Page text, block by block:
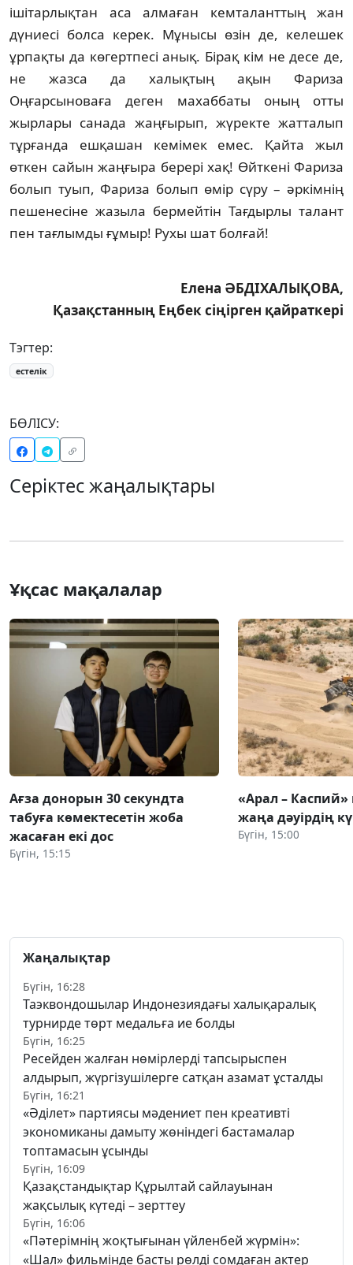
ішітарлықтан аса алма­ған кемталанттың жан
дүниесі болса ке­рек. Мұнысы өзін де, келешек
ұрпақты да кө­герт­песі анық. Бірақ кім не десе де,
не жазса да халықтың ақын Фариза
Оңғарсыноваға деген махаббаты оның отты
жырлары санада жаңғырып, жүректе жатталып
тұрғанда еш­қашан кемімек емес. Қайта жыл
өткен сайын жаңғыра берері хақ! Өйткені Фариза
болып туып, Фариза болып өмір сүру – әркімнің
пе­шенесіне жазыла бермейтін Тағдырлы та­лант
пен тағлымды ғұмыр! Рухы шат болғай!
Елена ӘБДІХАЛЫҚОВА,
Қазақстанның Еңбек сіңірген қайраткері
Тэгтер:
естелік
БӨЛІСУ:
Серіктес жаңалықтары
Ұқсас мақалалар
Ағза донорын 30 секундта
табуға көмектесетін жоба
жасаған екі дос
Бүгін, 15:15
«Арал – Каспий»
жаңа дәуірдің
Бүгін, 15:00
Жаңалықтар
Бүгін, 16:28
Таэквондошылар Индонезиядағы халықаралық
турнирде төрт медальға ие болды
Бүгін, 16:25
Ресейден жалған нөмірлерді тапсырыспен
алдырып, жүргізушілерге сатқан азамат ұсталды
Бүгін, 16:21
«Әділет» партиясы мәдениет пен креативті
экономиканы дамыту жөніндегі бастамалар
топтамасын ұсынды
Бүгін, 16:09
Қазақстандықтар Құрылтай сайлауынан
жақсылық күтеді – зерттеу
Бүгін, 16:06
«Пәтерімнің жоқтығынан үйленбей жүрмін»:
«Шал» фильмінде басты рөлді сомдаған актер